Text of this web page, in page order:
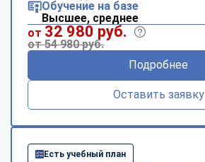
Обучение на базе
Высшее, среднее
от 32 980 руб.
от 54 980 руб.
Подробнее
Оставить заявку
Есть учебный план